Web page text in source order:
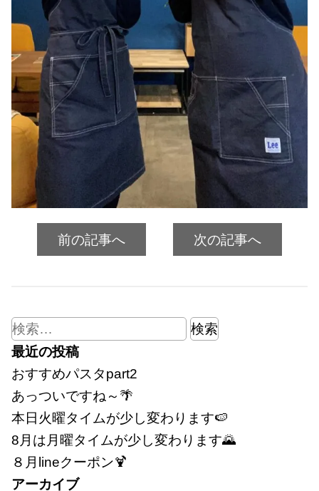
前の記事へ 次の記事へ
検
索:
最近の投稿
おすすめパスタpart2
あっついですね～🌴
本日火曜タイムが少し変わります🍉
8月は月曜タイムが少し変わります🌄
８月lineクーポン🍹
アーカイブ